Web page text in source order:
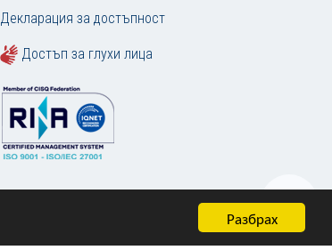
Разбрах
Декларация за достъпност
Достъп за глухи лица